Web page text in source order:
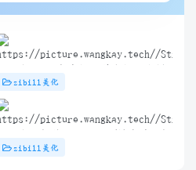
式[优化版]
zibill美化
件
zibill美化